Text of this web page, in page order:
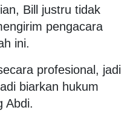
Bill justru tidak
pengacara
ini.
profesional, jadi
biarkan hukum
Abdi.